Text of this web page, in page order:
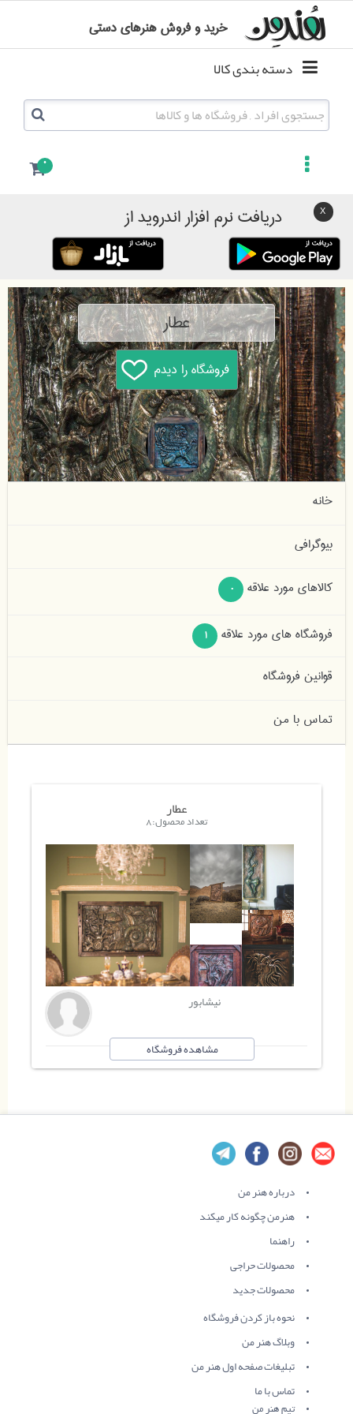
0
خرید و فروش هنرهای دستی
دریافت نرم افزار اندروید از
عطار
بازدید کننده ها:1
خانه
بیوگرافی
کالاهای مورد علاقه
0
فروشگاه های مورد علاقه 1
قوانین فروشگاه
تماس با من
مشاهده فروشگاه
عطار
تعداد محصول:8
نیشابور
درباره هنر من
هنرمن چگونه کار میکند
راهنما
محصولات حراجی
محصولات جدید
نحوه باز کردن فروشگاه
وبلاگ هنر من
تبلیغات صفحه اول هنر من
تماس با ما
تیم هنر من